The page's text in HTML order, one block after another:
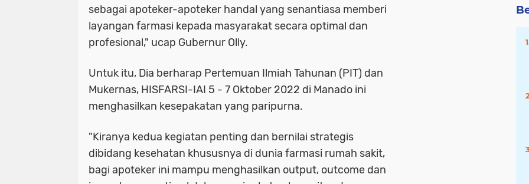
sebagai apoteker-apoteker handal yang senantiasa memberi
layangan farmasi kepada masyarakat secara optimal dan
profesional," ucap Gubernur Olly.
Untuk itu, Dia berharap Pertemuan Ilmiah Tahunan (PIT) dan
Mukernas, HISFARSI-IAI 5 - 7 Oktober 2022 di Manado ini
menghasilkan kesepakatan yang paripurna.
"Kiranya kedua kegiatan penting dan bernilai strategis
dibidang kesehatan khususnya di dunia farmasi rumah sakit,
bagi apoteker ini mampu menghasilkan output, outcome dan